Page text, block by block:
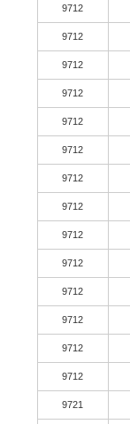
9712
9712
9712
9712
9712
9712
9712
9712
9712
9712
9712
9712
9712
9712
9721